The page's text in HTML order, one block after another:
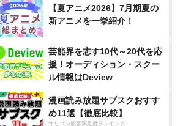
【夏アニメ2026】7月期夏の
新アニメを一挙紹介！
芸能界を志す10代～20代を応
援！オーディション・スクー
ル情報はDeview
漫画読み放題サブスクおすす
め11選【徹底比較】
オリコン顧客満足度ランキング